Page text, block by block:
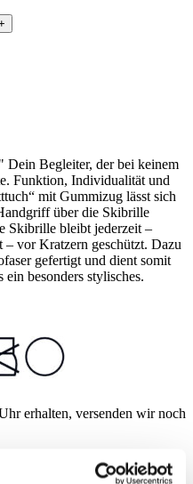
Begleiter, der bei keinem
Funktion, Individualität und
mit Gummizug lässt sich
über die Skibrille
Skibrille bleibt jederzeit –
– vor Kratzern geschützt. Dazu
gefertigt und dient somit
besonders stylisches.
erhalten, versenden wir noch
von 2-3 Tagen bei
dauert es eventuell 1-2 Tage